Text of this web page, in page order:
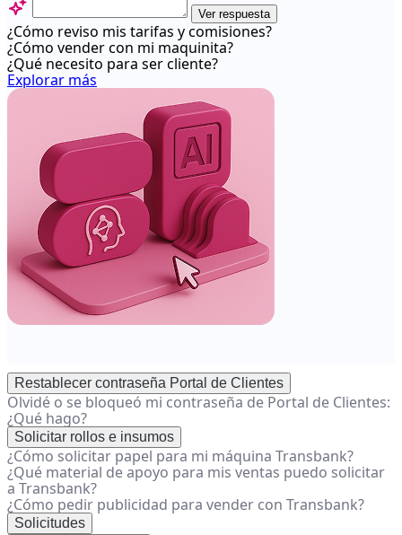
Ver respuesta
¿Cómo reviso mis tarifas y comisiones?
¿Cómo vender con mi maquinita?
¿Qué necesito para ser cliente?
Explorar más
Restablecer contraseña Portal de Clientes
Olvidé o se bloqueó mi contraseña de Portal de Clientes:
¿Qué hago?
Solicitar rollos e insumos
¿Cómo solicitar papel para mi máquina Transbank?
¿Qué material de apoyo para mis ventas puedo solicitar
a Transbank?
¿Cómo pedir publicidad para vender con Transbank?
Solicitudes